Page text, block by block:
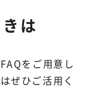
は
をご用意し
ぜひご活用く